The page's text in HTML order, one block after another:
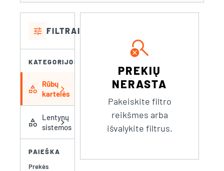
tune FILTRAI
KATEGORIJOS
category
Rūbų
kartelės
chevron_right
category
Lentynų
sistemos
chevron_right
PAIEŠKA
Prekės
search_off
PREKIŲ
NERASTA
Pakeiskite filtro
reikšmes arba
išvalykite filtrus.